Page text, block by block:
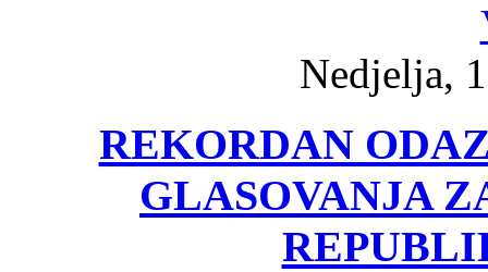
Nedjelja,
REKORDAN
GLASOVANJA